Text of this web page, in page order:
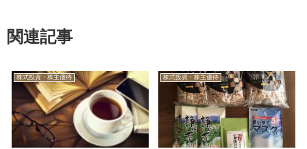
関連記事
株式投資・株主優待 株式投資・株主優待